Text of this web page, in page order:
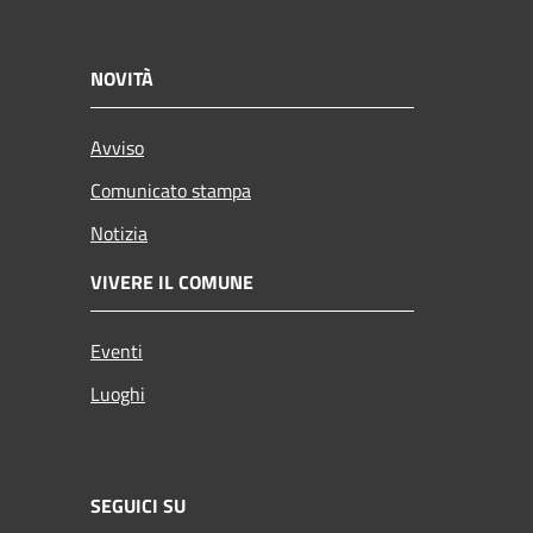
NOVITÀ
Avviso
Comunicato stampa
Notizia
VIVERE IL COMUNE
Eventi
Luoghi
SEGUICI SU